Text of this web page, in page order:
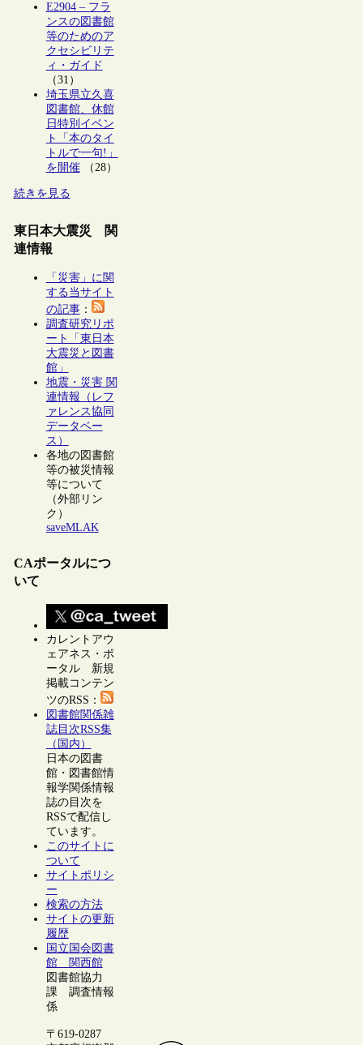
E2904 – フラ
ンスの図書館
等のためのア
クセシビリテ
ィ・ガイド
（31）
埼玉県立久喜
図書館、休館
日特別イベン
ト「本のタイ
トルで一句!」
を開催（28）
続きを見る
東日本大震災 関
連情報
「災害」に関
する当サイト
の記事：
調査研究リポ
ート「東日本
大震災と図書
館」
地震・災害 関
連情報（レフ
ァレンス協同
データベー
ス）
各地の図書館
等の被災情報
等について
（外部リン
ク）
saveMLAK
CAポータルにつ
いて
カレントアウ
ェアネス・ポ
ータル 新規
掲載コンテン
ツのRSS：
図書館関係雑
誌目次RSS集
（国内）
日本の図書
館・図書館情
報学関係情報
誌の目次を
RSSで配信し
ています。
このサイトに
ついて
サイトポリシ
ー
検索の方法
サイトの更新
履歴
国立国会図書
館 関西館
図書館協力
課 調査情報
係
〒619-0287